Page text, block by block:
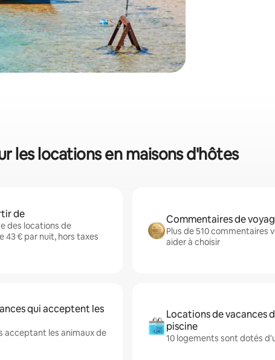
les locations en maisons d'hôtes
de
des locations de
43 € par nuit, hors taxes
Commentaires de
Plus de 510 commentaires
aider à choisir
qui acceptent les
acceptant les animaux de
Locations de vacances
piscine
10 logements sont dotés